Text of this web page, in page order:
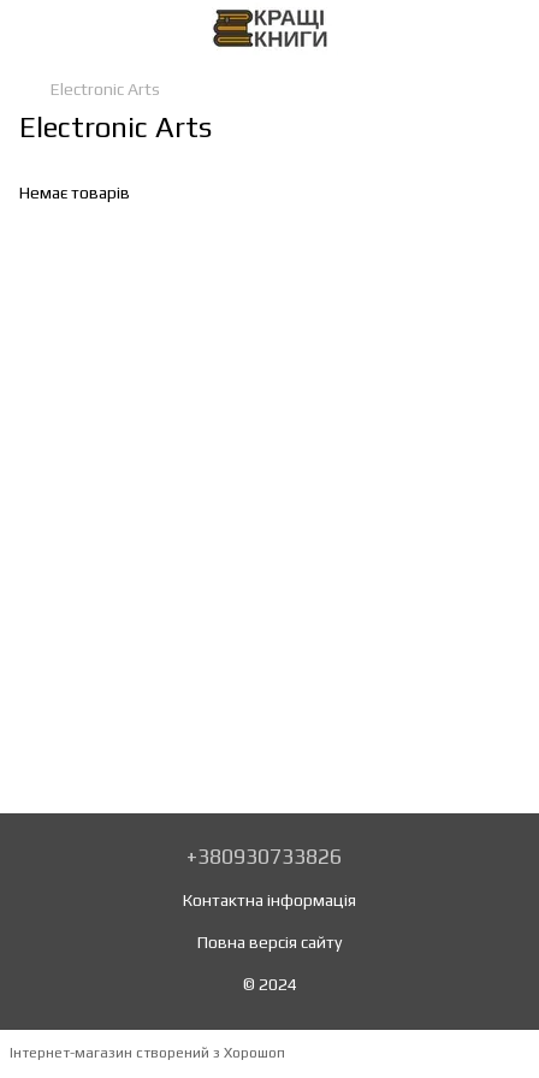
Electronic Arts
Electronic Arts
Немає товарів
+380930733826
Контактна інформація
Повна версія сайту
© 2024
Інтернет-магазин створений з Хорошоп